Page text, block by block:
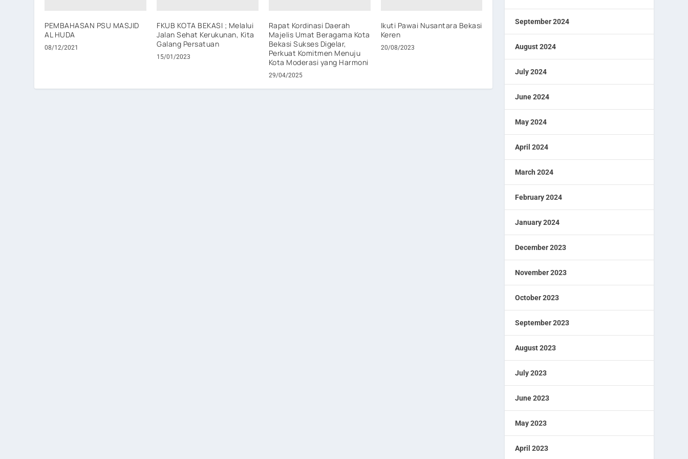
PEMBAHASAN PSU MASJID
AL HUDA
08/12/2021
FKUB KOTA BEKASI ; Melalui
Jalan Sehat Kerukunan, Kita
Galang Persatuan
15/01/2023
Rapat Kordinasi Daerah
Majelis Umat Beragama Kota
Bekasi Sukses Digelar,
Perkuat Komitmen Menuju
Kota Moderasi yang Harmoni
29/04/2025
Ikuti Pawai Nusantara Bekasi
Keren
20/08/2023
September 2024
August 2024
July 2024
June 2024
May 2024
April 2024
March 2024
February 2024
January 2024
December 2023
November 2023
October 2023
September 2023
August 2023
July 2023
June 2023
May 2023
April 2023